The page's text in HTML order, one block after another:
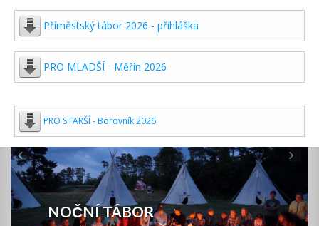
Příměstský tábor 2026 - přihláška
PRO MLADŠÍ - Měřín 2026
PRO STARŠÍ - Borovník 2026
NOČNÍ TÁBOR
Previous